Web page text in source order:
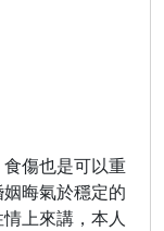
傷也是可以重
晦氣於穩定的
上來講，本人